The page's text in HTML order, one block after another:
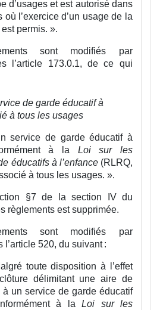
d’usages et est autorisé dans
l’exercice d’un usage de la
est permis. ».
sont modifiés par
l’article 173.0.1, de ce qui
de garde éducatif à
à tous les usages
service de garde éducatif à
à la Loi sur les
éducatifs à l’enfance(RLRQ,
à tous les usages. ».
§7 de la section IV du
règlements est supprimée.
sont modifiés par
l’article 520, du suivant :
toute disposition à l’effet
délimitant une aire de
un service de garde éducatif
à laLoi sur les